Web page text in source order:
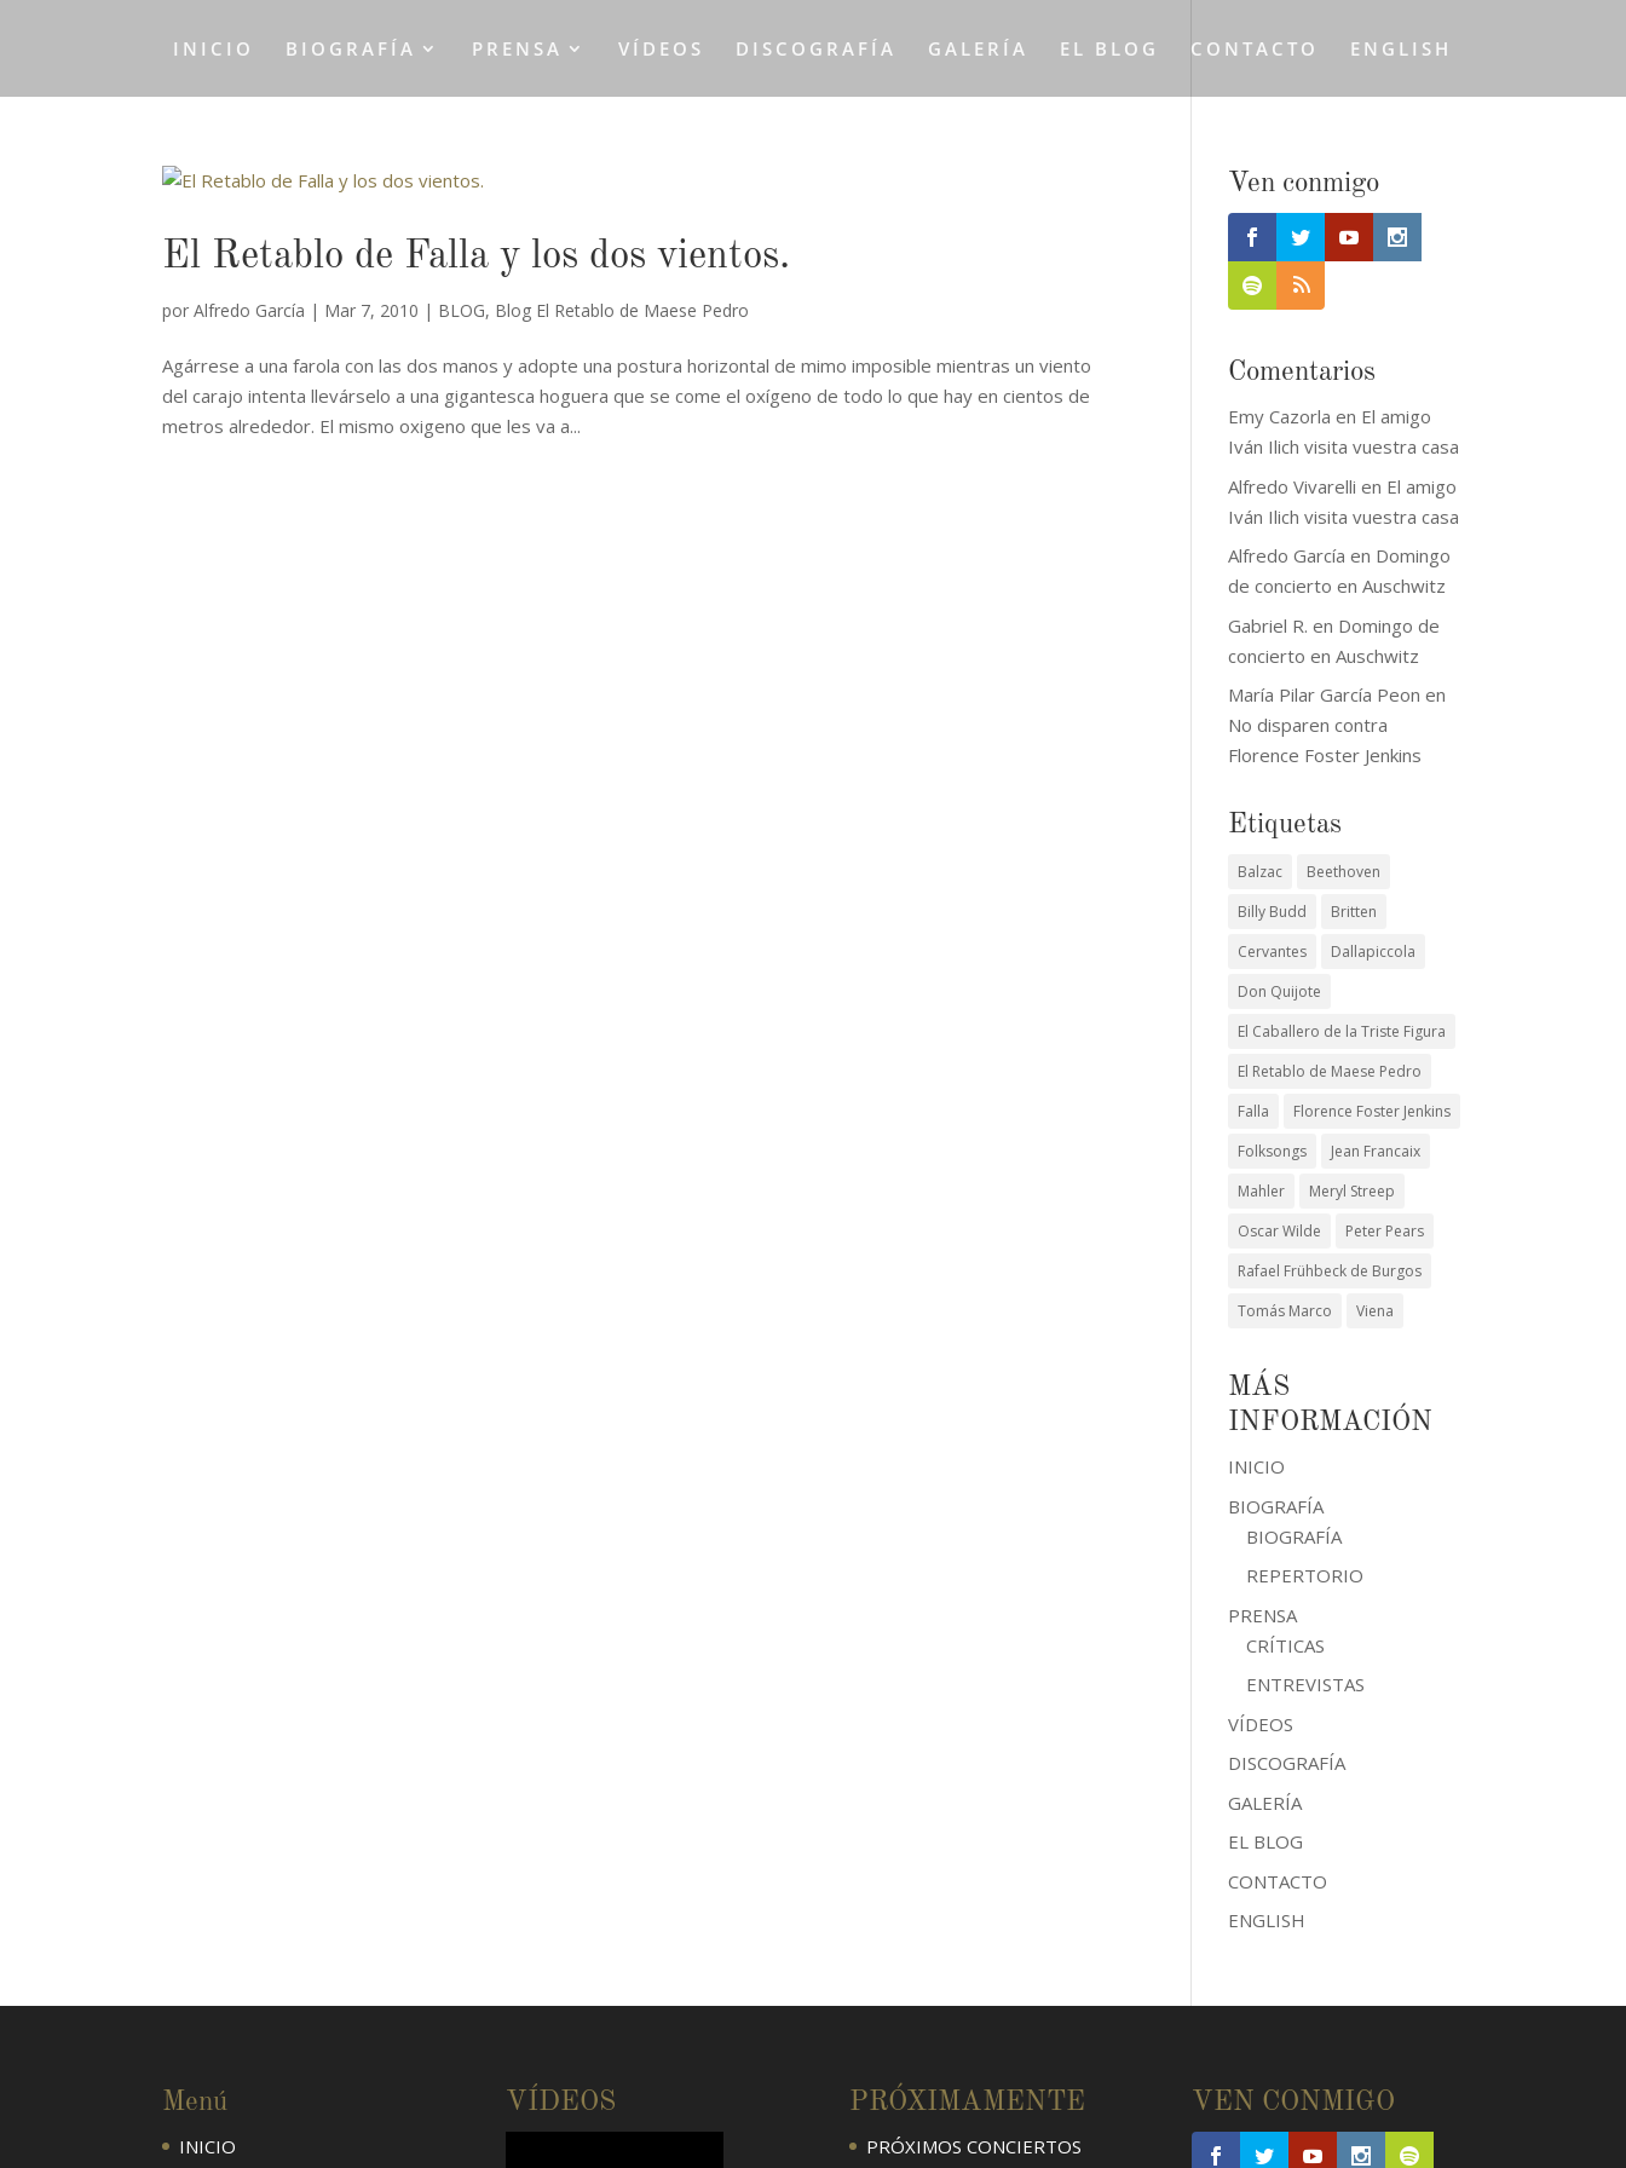
INICIO BIOGRAFÍA PRENSA VÍDEOS DISCOGRAFÍA GALERÍA EL BLOG CONTACTO ENGLISH
El Retablo de Falla y los dos vientos.
porAlfredo García | Mar 7, 2010 | BLOG, Blog El Retablo de Maese Pedro
Agárrese a una farola con las dos manos y adopte una postura horizontal de mimo imposible mientras un viento
del carajo intenta llevárselo a una gigantesca hoguera que se come el oxígeno de todo lo que hay en cientos de
metros alrededor. El mismo oxigeno que les va a...
Ven conmigo
Comentarios
Emy Cazorla en El amigo
Iván Ilich visita vuestra casa
Alfredo Vivarelli en El amigo
Iván Ilich visita vuestra casa
Alfredo García en Domingo
de concierto en Auschwitz
Gabriel R. en Domingo de
concierto en Auschwitz
María Pilar García Peon en
No disparen contra
Florence Foster Jenkins
Etiquetas
Balzac
Beethoven
Billy Budd
Britten
Cervantes
Dallapiccola
Don Quijote
El Caballero de la Triste Figura
El Retablo de Maese Pedro
Falla
Florence Foster Jenkins
Folksongs
Jean Francaix
Mahler
Meryl Streep
Oscar Wilde
Peter Pears
Rafael Frühbeck de Burgos
Tomás Marco
Viena
MÁS
INFORMACIÓN
INICIO
BIOGRAFÍA
BIOGRAFÍA
REPERTORIO
PRENSA
CRÍTICAS
ENTREVISTAS
VÍDEOS
DISCOGRAFÍA
GALERÍA
EL BLOG
CONTACTO
ENGLISH
Menú
INICIO
VÍDEOS PRÓXIMAMENTE
PRÓXIMOS CONCIERTOS
VEN CONMIGO